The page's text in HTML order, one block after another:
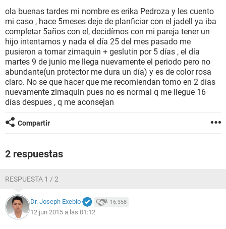
BIENESTAR
SEXUALIDAD
GLOSARIO
ola buenas tardes mi nombre es erika Pedroza y les cuento
mi caso , hace 5meses deje de planficiar con el jadell ya iba
completar 5años con el, decidímos con mi pareja tener un
hijo intentamos y nada el día 25 del mes pasado me
pusieron a tomar zimaquin + geslutin por 5 días , el día
martes 9 de junio me llega nuevamente el periodo pero no
abundante(un protector me dura un día) y es de color rosa
claro. No se que hacer que me recomiendan tomo en 2 días
nuevamente zimaquin pues no es normal q me llegue 16
días despues , q me aconsejan
Compartir
2 respuestas
RESPUESTA 1 / 2
Dr. Joseph Exebio 16.358
12 jun 2015 a las 01:12